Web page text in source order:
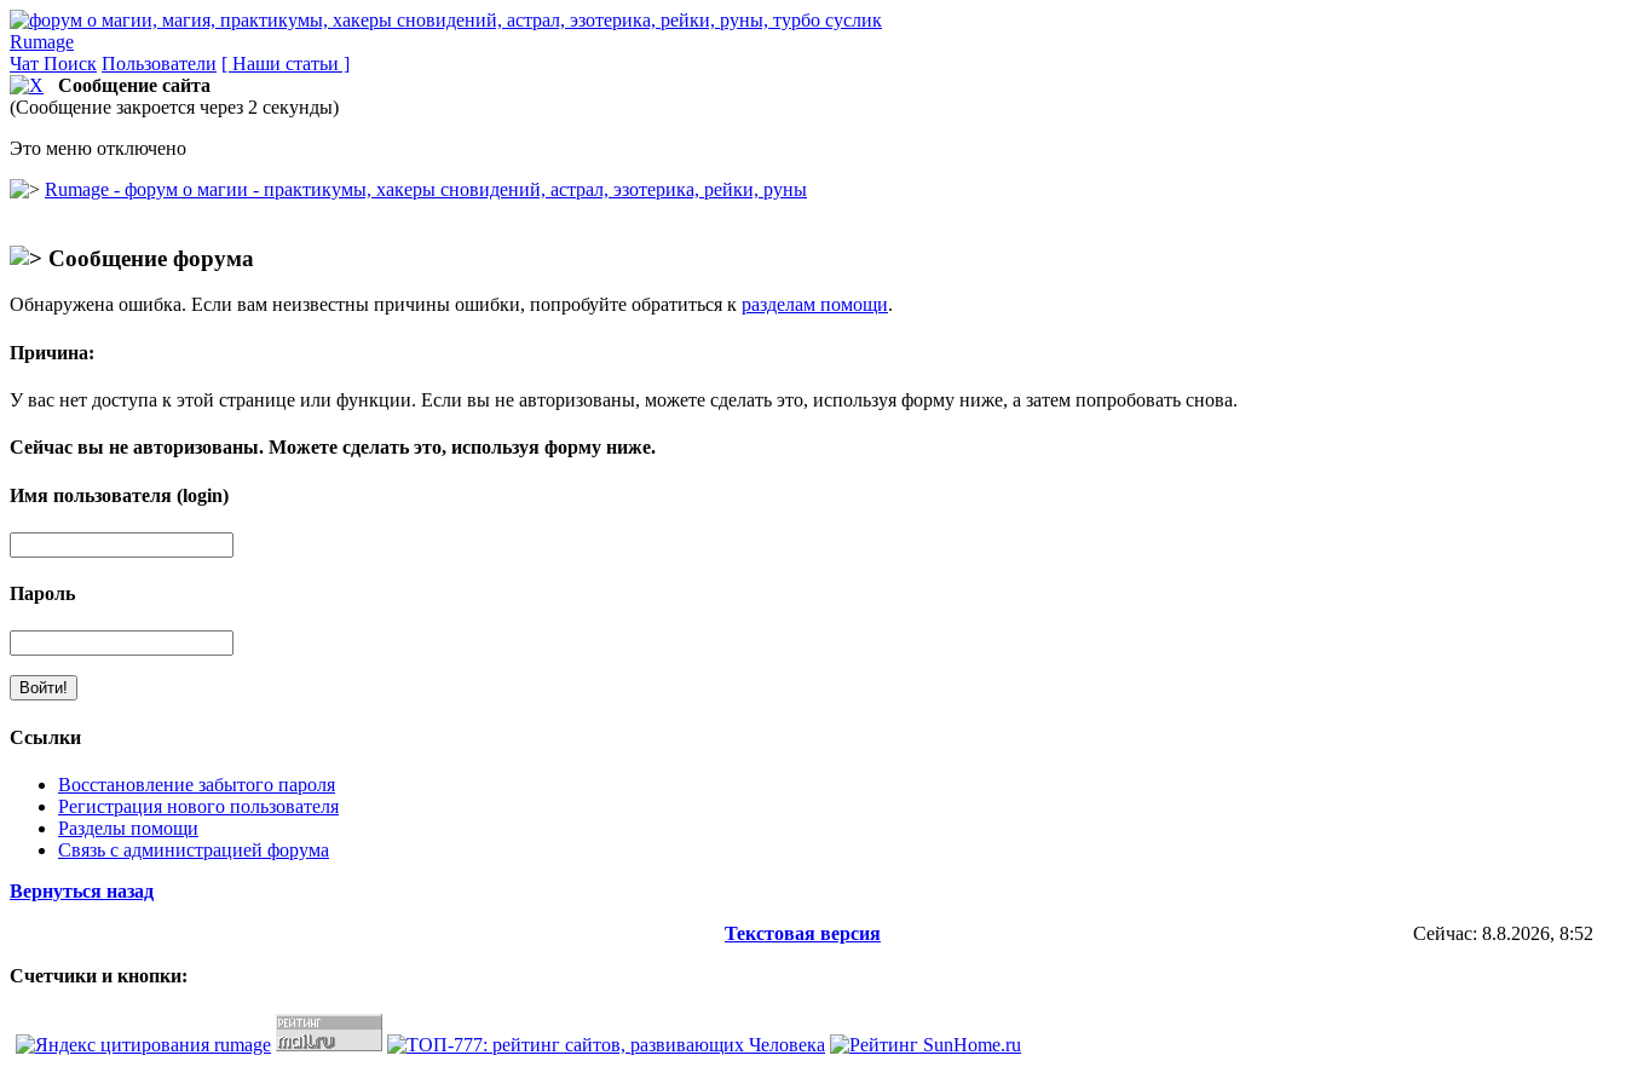
Rumage
Чат Поиск Пользователи [ Наши статьи ]
Сообщение сайта
(Сообщение закроется через 2 секунды)
Это меню отключено
Rumage - форум о магии - практикумы, хакеры сновидений, астрал, эзотерика, рейки, руны
Сообщение форума
Обнаружена ошибка. Если вам неизвестны причины ошибки, попробуйте обратиться к разделам помощи.
Причина:
У вас нет доступа к этой странице или функции. Если вы не авторизованы, можете сделать это, используя форму ниже, а затем попробовать снова.
Сейчас вы не авторизованы. Можете сделать это, используя форму ниже.
Имя пользователя (login)
Пароль
Ссылки
Восстановление забытого пароля
Регистрация нового пользователя
Разделы помощи
Связь с администрацией форума
Вернуться назад
Текстовая версия Сейчас: 8.8.2026, 8:52
Счетчики и кнопки: